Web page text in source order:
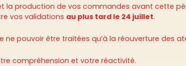
la production de vos commandes avant cette
vos validations au plus tard le 24 juillet.
pouvoir être traitées qu’à la réouverture des
compréhension et votre réactivité.